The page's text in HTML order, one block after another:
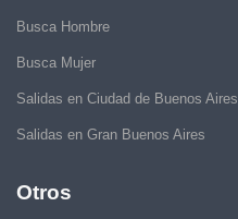
Busca Hombre
Busca Mujer
Salidas en Ciudad de Buenos Aires
Salidas en Gran Buenos Aires
Otros